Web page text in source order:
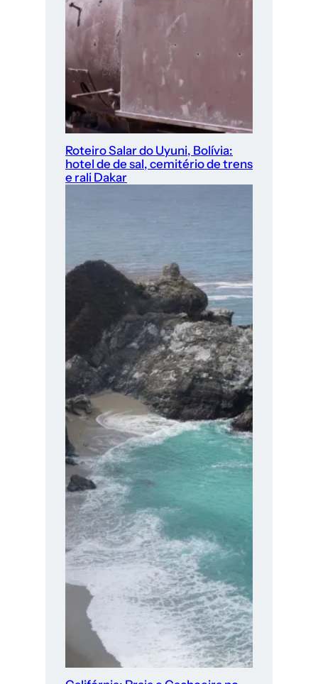
Roteiro Salar do Uyuni, Bolívia:
hotel de de sal, cemitério de trens
e rali Dakar